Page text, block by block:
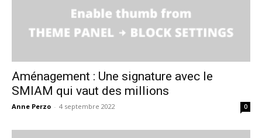
Aménagement : Une signature avec le
SMIAM qui vaut des millions
Anne Perzo - 4 septembre 2022 0